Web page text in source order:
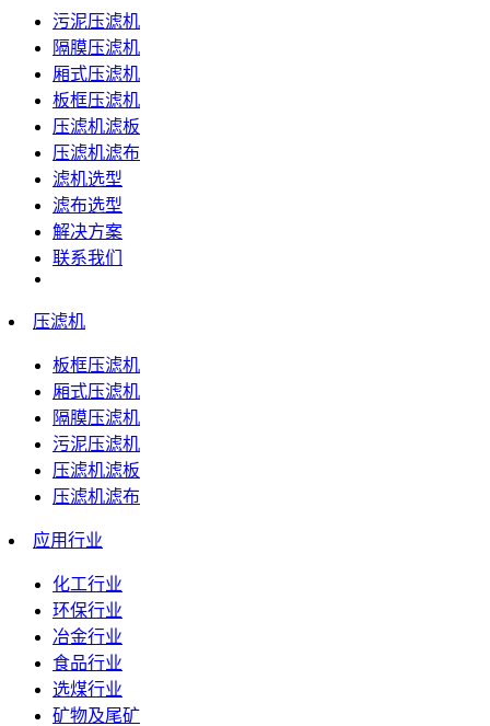
污泥压滤机
隔膜压滤机
厢式压滤机
板框压滤机
压滤机滤板
压滤机滤布
滤机选型
滤布选型
解决方案
联系我们
压滤机
板框压滤机
厢式压滤机
隔膜压滤机
污泥压滤机
压滤机滤板
压滤机滤布
应用行业
化工行业
环保行业
冶金行业
食品行业
选煤行业
矿物及尾矿